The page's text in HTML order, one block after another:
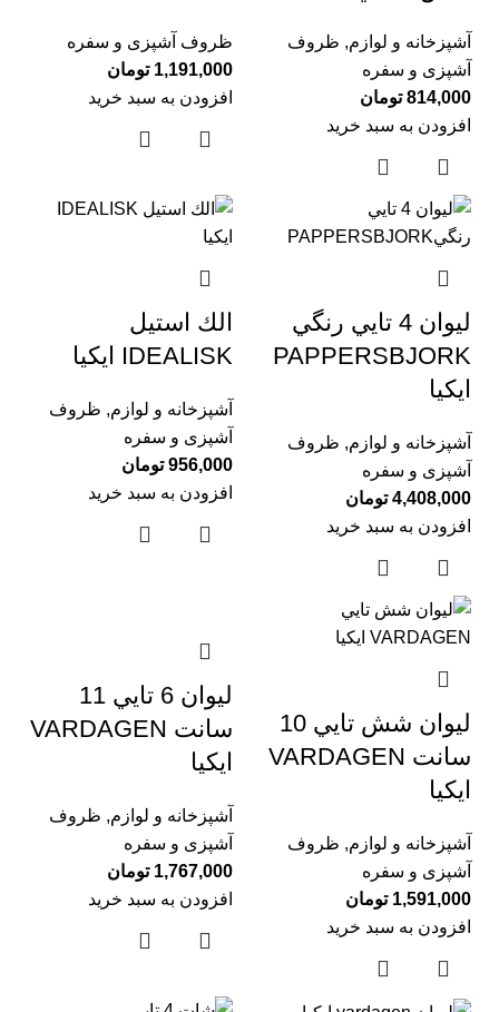
آشپزخانه و لوازم, ظروف
آشپزی و سفره
814,000 تومان
افزودن به سبد خرید
ظروف آشپزی و سفره
1,191,000 تومان
افزودن به سبد خرید
ليوان 4 تايي رنگي
PAPPERSBJORK
ایکیا
آشپزخانه و لوازم, ظروف
آشپزی و سفره
4,408,000 تومان
افزودن به سبد خرید
الك استيل
IDEALISK ايكيا
آشپزخانه و لوازم, ظروف
آشپزی و سفره
956,000 تومان
افزودن به سبد خرید
ليوان شش تايي 10
سانت VARDAGEN
ايكيا
آشپزخانه و لوازم, ظروف
آشپزی و سفره
1,591,000 تومان
افزودن به سبد خرید
ليوان 6 تايي 11
سانت VARDAGEN
ايكيا
آشپزخانه و لوازم, ظروف
آشپزی و سفره
1,767,000 تومان
افزودن به سبد خرید